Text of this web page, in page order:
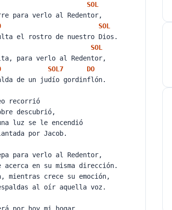
SOL
para verlo al Redentor,
SOL
el rostro de nuestro Dios.
SOL
para verlo al Redentor,
SOL 7
DO
de un judío gordinflón.
recorrió
descubrió,
luz se le encendió
por Jacob.
para verlo al Redentor,
acerca en su misma dirección.
mientras crece su emoción,
al oír aquella voz.